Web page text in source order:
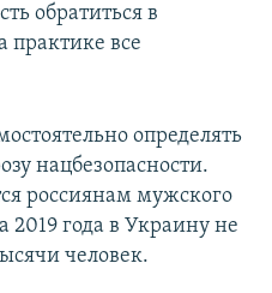
обратиться в
все
определять
нацбезопасности.
россиянам мужского
2019 года в Украину не
человек.